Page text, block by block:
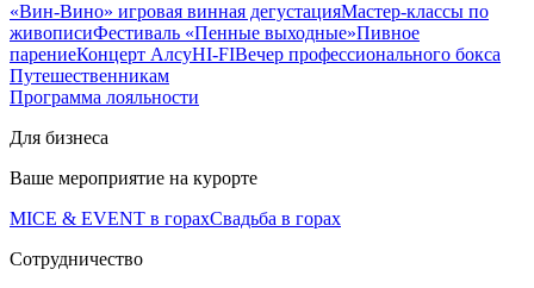
«Вин-Вино» игровая винная дегустацияМастер-классы по
живописиФестиваль «Пенные выходные»Пивное
парениеКонцерт АлсуHI-FIВечер профессионального бокса
Путешественникам
Программа лояльности
Для бизнеса
Ваше мероприятие на курорте
MICE & EVENT в горахСвадьба в горах
Сотрудничество